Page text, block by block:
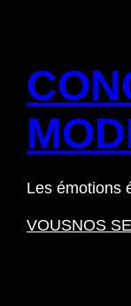
Les émotions
VOUSNOS